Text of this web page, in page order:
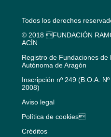
Todos los derechos
© 2018 FUNDACIÓN
ACÍN
Registro de Fundaciones de
Autónoma de Aragón
Inscripción nº 249 (B.O.A.
2008)
Aviso legal
Política de cookies
Créditos